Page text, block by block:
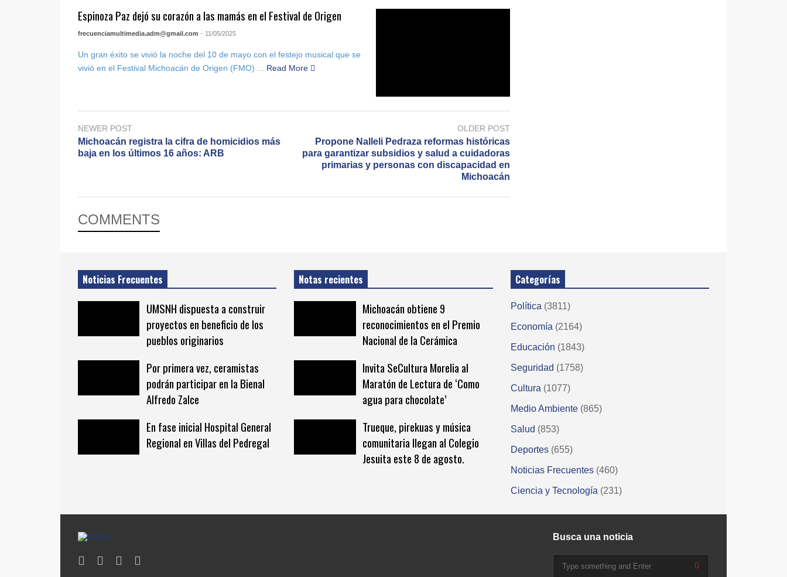
Espinoza Paz dejó su corazón a las mamás en el Festival de Origen
frecuenciamultimedia.adm@gmail.com - 11/05/2025
Un gran éxito se vivió la noche del 10 de mayo con el festejo musical que se
vivió en el Festival Michoacán de Origen (FMO) ...
Read More
NEWER POST
Michoacán registra la cifra de homicidios más
baja en los últimos 16 años: ARB
OLDER POST
Propone Nalleli Pedraza reformas históricas
para garantizar subsidios y salud a cuidadoras
primarias y personas con discapacidad en
Michoacán
COMMENTS
Noticias Frecuentes
UMSNH dispuesta a construir
proyectos en beneficio de los
pueblos originarios
Por primera vez, ceramistas
podrán participar en la Bienal
Alfredo Zalce
En fase inicial Hospital General
Regional en Villas del Pedregal
Notas recientes
Michoacán obtiene 9
reconocimientos en el Premio
Nacional de la Cerámica
Invita SeCultura Morelia al
Maratón de Lectura de ‘Como
agua para chocolate’
Trueque, pirekuas y música
comunitaria llegan al Colegio
Jesuita este 8 de agosto.
Categorías
Política (3811)
Economía (2164)
Educación (1843)
Seguridad (1758)
Cultura (1077)
Medio Ambiente (865)
Salud (853)
Deportes (655)
Noticias Frecuentes (460)
Ciencia y Tecnología (231)
Busca una noticia